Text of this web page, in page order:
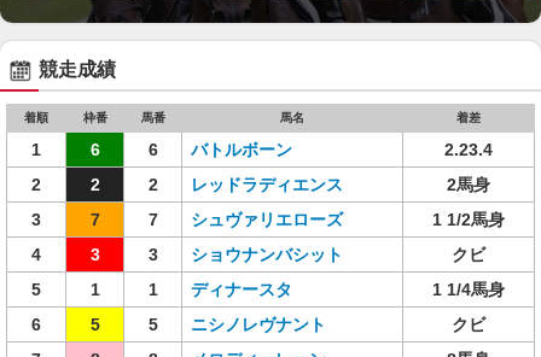
競走成績
着順 枠番 馬番 馬名 着差
1 6 6 バトルボーン
2.23.4
2
2 2 レッドラディエンス
2馬身
3
7 7 シュヴァリエローズ
1 1/2馬身
4
3 3 ショウナンバシット
クビ
5
1 1 ディナースタ
1 1/4馬身
6
5 5 ニシノレヴナント
クビ